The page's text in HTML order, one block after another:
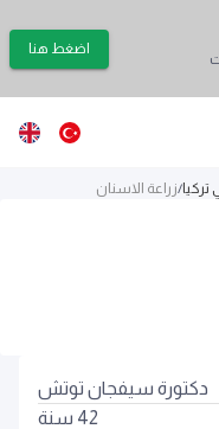
اضغط هنا
/زراعة الاسنان
دكتورة سيفجان توتش
42 سنة